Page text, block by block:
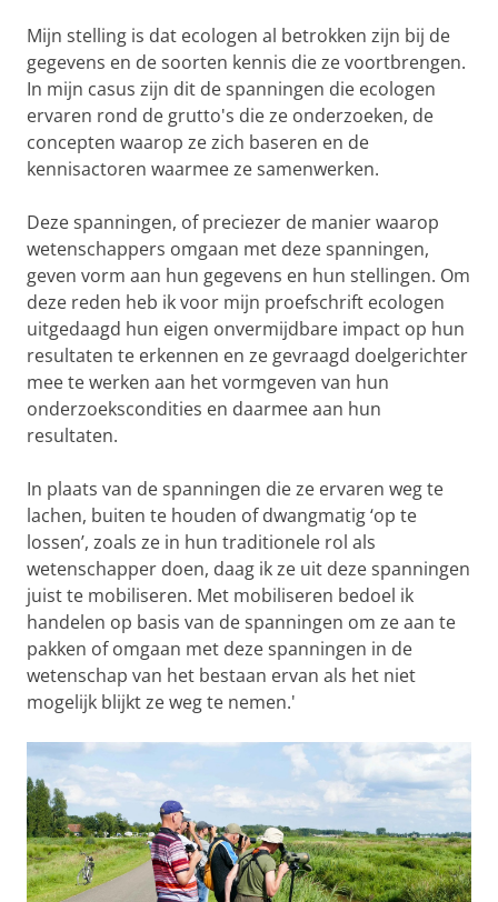
Mijn stelling is dat ecologen al betrokken zijn bij de
gegevens en de soorten kennis die ze voortbrengen.
In mijn casus zijn dit de spanningen die ecologen
ervaren rond de grutto's die ze onderzoeken, de
concepten waarop ze zich baseren en de
kennisactoren waarmee ze samenwerken.
Deze spanningen, of preciezer de manier waarop
wetenschappers omgaan met deze spanningen,
geven vorm aan hun gegevens en hun stellingen. Om
deze reden heb ik voor mijn proefschrift ecologen
uitgedaagd hun eigen onvermijdbare impact op hun
resultaten te erkennen en ze gevraagd doelgerichter
mee te werken aan het vormgeven van hun
onderzoekscondities en daarmee aan hun
resultaten.
In plaats van de spanningen die ze ervaren weg te
lachen, buiten te houden of dwangmatig ‘op te
lossen’, zoals ze in hun traditionele rol als
wetenschapper doen, daag ik ze uit deze spanningen
juist te mobiliseren. Met mobiliseren bedoel ik
handelen op basis van de spanningen om ze aan te
pakken of omgaan met deze spanningen in de
wetenschap van het bestaan ervan als het niet
mogelijk blijkt ze weg te nemen.'